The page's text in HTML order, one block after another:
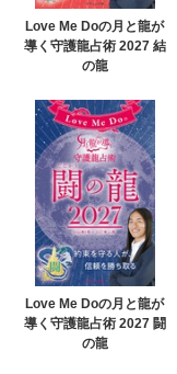
Love Me Doの月と龍が
導く守護龍占術 2027 結
の龍
Love Me Doの月と龍が
導く守護龍占術 2027 闘
の龍